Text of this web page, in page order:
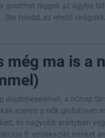
gourmet reggeli az ágyba
feledd, az ehető
ma is a
elüzletiesedését, a nőnap
szerint a nők globálisan
és nagyobb arányban
8. emlékeztet minket